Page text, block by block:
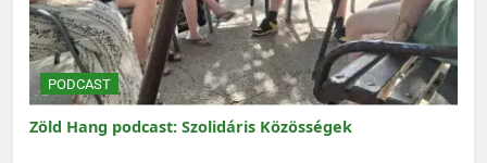
PODCAST
Zöld Hang podcast: Szolidáris Közösségek
Magyarország számokban: a nők szerepvállalása a
közéletben